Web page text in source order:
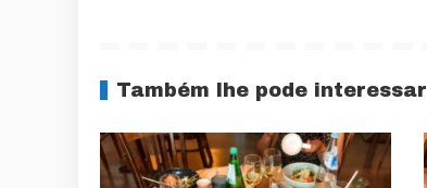
Também lhe pode interessar